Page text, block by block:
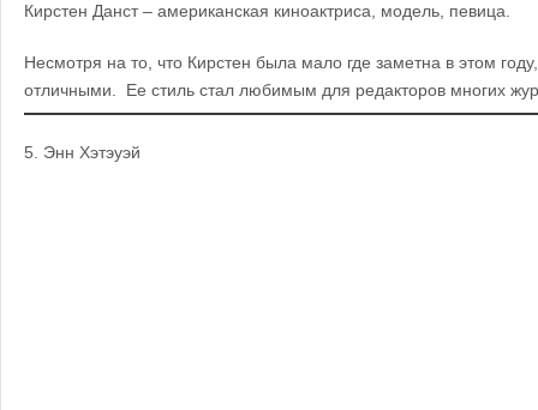
Кирстен Данст – американская киноактриса, модель, певица.
Несмотря на то, что Кирстен была мало где заметна в этом
отличными. Ее стиль стал любимым для редакторов многих
5. Энн Хэтэуэй